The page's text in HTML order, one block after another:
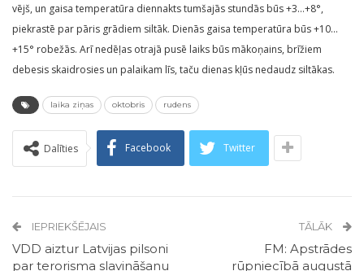
vējš, un gaisa temperatūra diennakts tumšajās stundās būs +3…+8°,
piekrastē par pāris grādiem siltāk. Dienās gaisa temperatūra būs +10…
+15° robežās. Arī nedēļas otrajā pusē laiks būs mākoņains, brīžiem
debesis skaidrosies un palaikam līs, taču dienas kļūs nedaudz siltākas.
laika ziņas oktobris rudens
Dalīties Facebook Twitter
IEPRIEKŠĒJAIS
VDD aiztur Latvijas pilsoni
par terorisma slavināšanu
TĀLĀK
FM: Apstrādes
rūpniecībā augustā